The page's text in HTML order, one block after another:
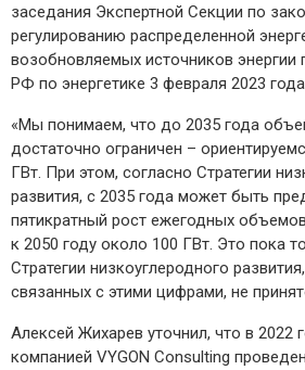
заседания Экспертной Секции по
регулированию распределенной
возобновляемых источников
РФ по энергетике 3 февраля 2023
«Мы понимаем, что до 2035 года
достаточно ограничен –
ГВт. При этом, согласно Стратегии
развития, с 2035 года может быть
пятикратный рост ежегодных
к 2050 году около 100 ГВт. Это пока
Стратегии низкоуглеродного
связанных с этими цифрами, не
Алексей Жихарев уточнил, что в 2022
компанией VYGON Consulting